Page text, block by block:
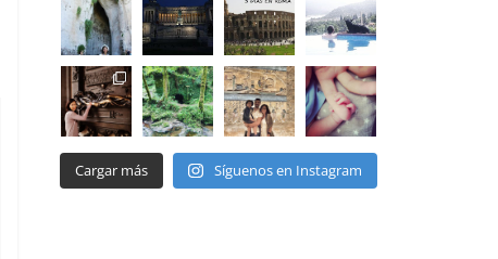
Cargar más Síguenos en Instagram